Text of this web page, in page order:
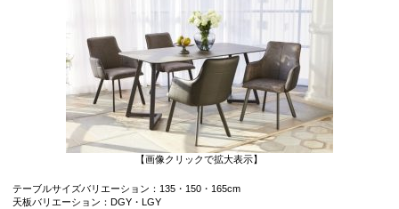
【画像クリックで拡大表示】
テーブルサイズバリエーション：135・150・165cm
天板バリエーション：DGY・LGY